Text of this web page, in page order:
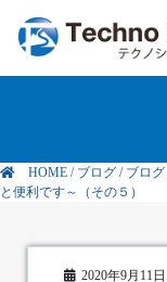
HOME / ブログ / ブログ
と便利です～（その５）
2020年9月11日